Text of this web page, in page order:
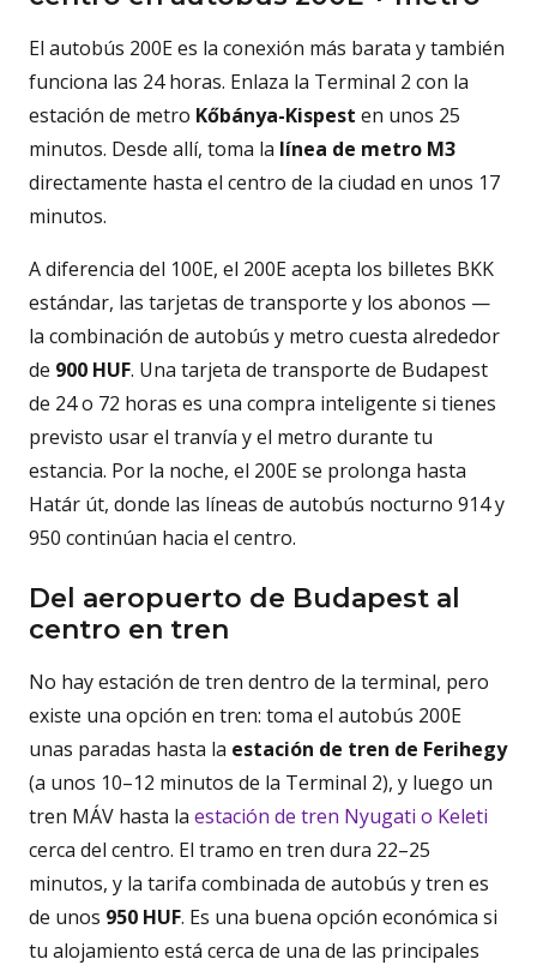
El autobús 200E es la conexión más barata y también
funciona las 24 horas. Enlaza la Terminal 2 con la
estación de metro Kőbánya-Kispest en unos 25
minutos. Desde allí, toma la línea de metro M3
directamente hasta el centro de la ciudad en unos 17
minutos.
A diferencia del 100E, el 200E acepta los billetes BKK
estándar, las tarjetas de transporte y los abonos —
la combinación de autobús y metro cuesta alrededor
de 900 HUF. Una tarjeta de transporte de Budapest
de 24 o 72 horas es una compra inteligente si tienes
previsto usar el tranvía y el metro durante tu
estancia. Por la noche, el 200E se prolonga hasta
Határ út, donde las líneas de autobús nocturno 914 y
950 continúan hacia el centro.
Del aeropuerto de Budapest al
centro en tren
No hay estación de tren dentro de la terminal, pero
existe una opción en tren: toma el autobús 200E
unas paradas hasta la estación de tren de Ferihegy
(a unos 10–12 minutos de la Terminal 2), y luego un
tren MÁV hasta la estación de tren Nyugati o Keleti
cerca del centro. El tramo en tren dura 22–25
minutos, y la tarifa combinada de autobús y tren es
de unos 950 HUF. Es una buena opción económica si
tu alojamiento está cerca de una de las principales